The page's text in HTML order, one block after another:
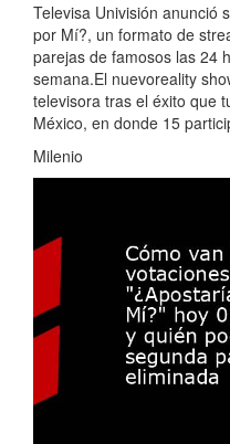
Televisa Univisión anunció
por Mí?, un formato de
parejas de famosos las 24
semana.El nuevoreality
televisora tras el éxito que
México, en donde 15
Milenio